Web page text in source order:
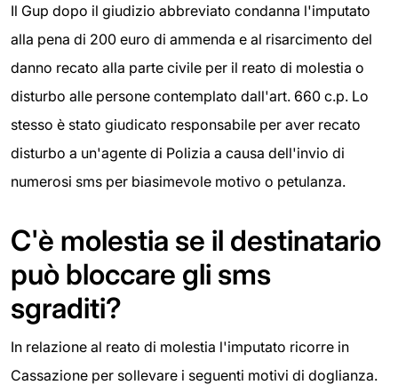
Il Gup dopo il giudizio abbreviato condanna l'imputato
alla pena di 200 euro di ammenda e al risarcimento del
danno recato alla parte civile per il reato di molestia o
disturbo alle persone contemplato dall'art. 660 c.p. Lo
stesso è stato giudicato responsabile per aver recato
disturbo a un'agente di Polizia a causa dell'invio di
numerosi sms per biasimevole motivo o petulanza.
C'è molestia se il destinatario
può bloccare gli sms
sgraditi?
In relazione al reato di molestia l'imputato ricorre in
Cassazione per sollevare i seguenti motivi di doglianza.